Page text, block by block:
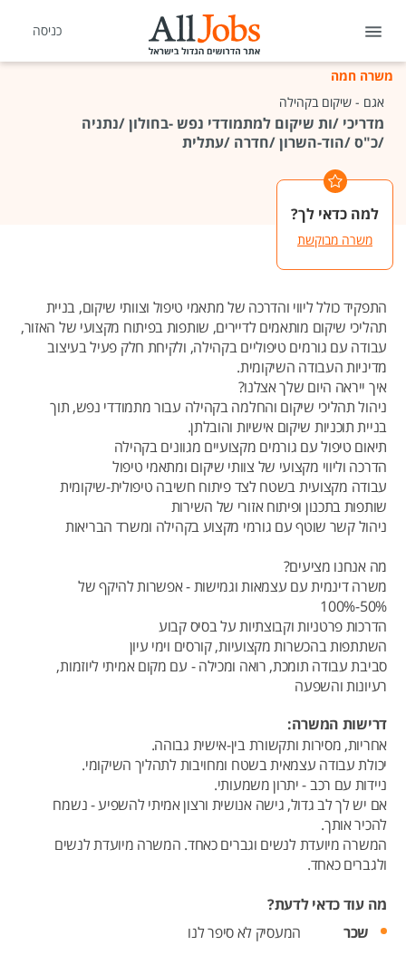
כניסה
משרה חמה
אגם - שיקום בקהילה
מדריכי /ות שיקום למתמודדי נפש -בחולון /נתניה
/כ"ס /הוד-השרון /חדרה /עתלית
למה כדאי לך?
משרה מבוקשת
התפקיד כולל ליווי והדרכה של מתאמי טיפול וצוותי שיקום, בניית
תהליכי שיקום מותאמים לדיירים, שותפות בפיתוח מקצועי של האזור,
עבודה עם גורמים טיפוליים בקהילה, ולקיחת חלק פעיל בעיצוב
מדיניות העבודה השיקומית.
איך ייראה היום שלך אצלנו?
ניהול תהליכי שיקום והחלמה בקהילה עבור מתמודדי נפש, תוך
בניית תוכניות שיקום אישיות והובלתן.
תיאום טיפול עם גורמים מקצועיים מגוונים בקהילה
הדרכה וליווי מקצועי של צוותי שיקום ומתאמי טיפול
עבודה מקצועית בשטח לצד פיתוח חשיבה טיפולית-שיקומית
שותפות בתכנון ופיתוח אזורי של השירות
ניהול קשר שוטף עם גורמי מקצוע בקהילה ומשרד הבריאות
מה אנחנו מציעים?
משרה דינמית עם עצמאות וגמישות - אפשרות להיקף של
50%-100%
הדרכות פרטניות וקבוצתיות על בסיס קבוע
השתתפות בהכשרות מקצועיות, קורסים וימי עיון
סביבת עבודה תומכת, רואה ומכילה - עם מקום אמיתי ליוזמות,
רעיונות והשפעה
דרישות המשרה:
אחריות, מסירות ותקשורת בין-אישית גבוהה.
יכולת עבודה עצמאית בשטח ומחויבות לתהליך השיקומי.
ניידות עם רכב - יתרון משמעותי.
אם יש לך לב גדול, גישה אנושית ורצון אמיתי להשפיע - נשמח
להכיר אותך.
המשרה מיועדת לנשים וגברים כאחד. המשרה מיועדת לנשים
ולגברים כאחד.
מה עוד כדאי לדעת?
שכר
המעסיק לא סיפר לנו